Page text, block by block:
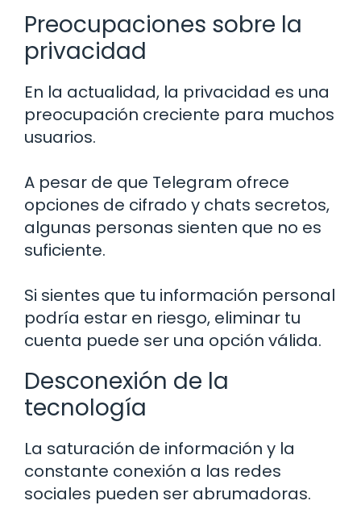
Preocupaciones sobre la
privacidad
En la actualidad, la privacidad es una
preocupación creciente para muchos
usuarios.
A pesar de que Telegram ofrece
opciones de cifrado y chats secretos,
algunas personas sienten que no es
suficiente.
Si sientes que tu información personal
podría estar en riesgo, eliminar tu
cuenta puede ser una opción válida.
Desconexión de la
tecnología
La saturación de información y la
constante conexión a las redes
sociales pueden ser abrumadoras.